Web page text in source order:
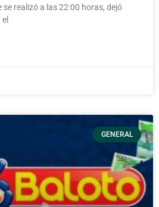
realizó a las 22:00 horas, dejó
GENERAL